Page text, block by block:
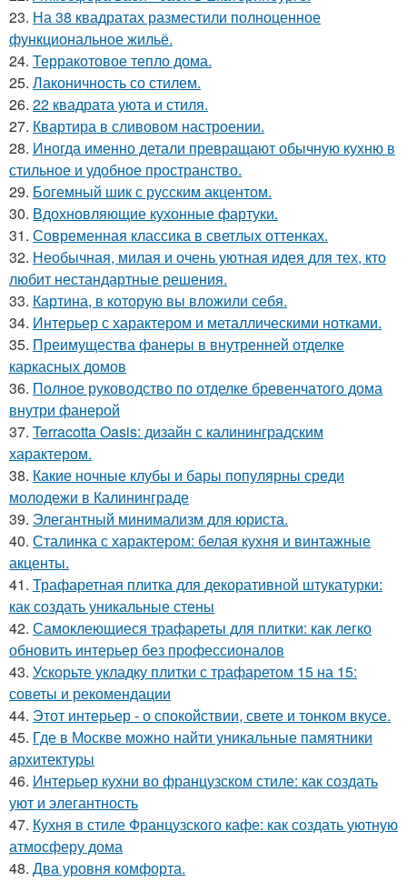
23. На 38 квадратах разместили полноценное
функциональное жильё.
24. Терракотовое тепло дома.
25. Лаконичность со стилем.
26. 22 квадрата уюта и стиля.
27. Квартира в сливовом настроении.
28. Иногда именно детали превращают обычную кухню в
стильное и удобное пространство.
29. Богемный шик с русским акцентом.
30. Вдохновляющие кухонные фартуки.
31. Современная классика в светлых оттенках.
32. Необычная, милая и очень уютная идея для тех, кто
любит нестандартные решения.
33. Картина, в которую вы вложили себя.
34. Интерьер с характером и металлическими нотками.
35. Преимущества фанеры в внутренней отделке
каркасных домов
36. Полное руководство по отделке бревенчатого дома
внутри фанерой
37. Terracotta Oasis: дизайн с калининградским
характером.
38. Какие ночные клубы и бары популярны среди
молодежи в Калининграде
39. Элегантный минимализм для юриста.
40. Сталинка с характером: белая кухня и винтажные
акценты.
41. Трафаретная плитка для декоративной штукатурки:
как создать уникальные стены
42. Самоклеющиеся трафареты для плитки: как легко
обновить интерьер без профессионалов
43. Ускорьте укладку плитки с трафаретом 15 на 15:
советы и рекомендации
44. Этот интерьер - о спокойствии, свете и тонком вкусе.
45. Где в Москве можно найти уникальные памятники
архитектуры
46. Интерьер кухни во французском стиле: как создать
уют и элегантность
47. Кухня в стиле Французского кафе: как создать уютную
атмосферу дома
48. Два уровня комфорта.